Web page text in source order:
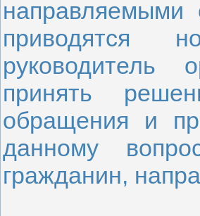
приводятся
руководитель
принять
обращения и
данному
гражданин,